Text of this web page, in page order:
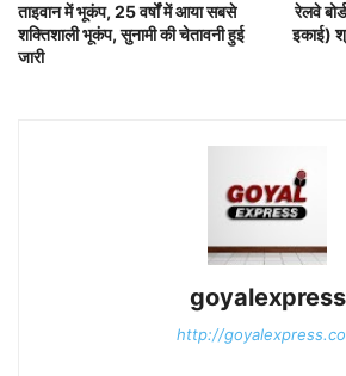
ताइवान में भूकंप, 25 वर्षों में आया सबसे
शक्तिशाली भूकंप, सुनामी की चेतावनी हुई
जारी
रेलवे
इकाई)
goyalexpress
http://